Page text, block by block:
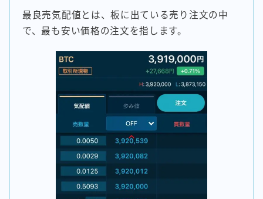
最良売気配値とは、板に出ている売り注文の中
で、最も安い価格の注文を指します。